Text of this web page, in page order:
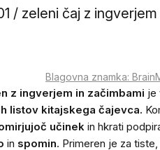
/ zeleni čaj z
Blagovna znamka:
z ingverjem in začimbami je
listov kitajskega čajevca.
učinek in hkrati
in spomin. Primeren je za